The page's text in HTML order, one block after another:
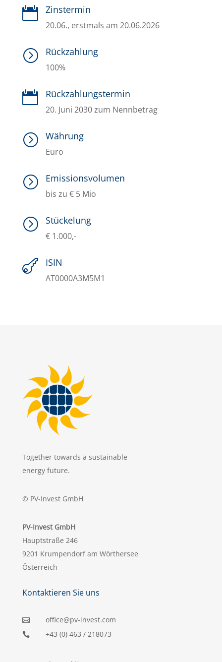
 Zinstermin
20.06., erstmals am 20.06.2026
= Rückzahlung
100%
 Rückzahlungstermin
20. Juni 2030 zum Nennbetrag
= Währung
Euro
= Emissionsvolumen
bis zu € 5 Mio
= Stückelung
€ 1.000,-
 ISIN
AT0000A3M5M1
Together towards a sustainable
energy future.
© PV-Invest GmbH
PV-Invest GmbH
Hauptstraße 246
9201 Krumpendorf am Wörthersee
Österreich
Kontaktieren Sie uns
 office@pv-invest.com
 +43 (0) 463 / 218073